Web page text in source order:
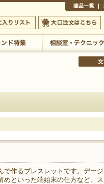
リスト 大口注文はこちら
で作るブレスレットです。デージ
めといった端始末の仕方など、ス